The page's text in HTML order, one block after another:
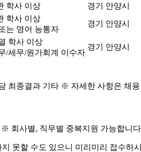
학사 이상 경기 안양시
학사 이상​
는 영어 능통자
경기 안양시
학사 이상​
/세무/원가회계 이수자​​
경기 안양시
최종결과 기타 ※ 자세한 사항은 채
※ 회사별, 직무별 중복지원 가능합니
못할 수도 있으니 미리미리 접수하